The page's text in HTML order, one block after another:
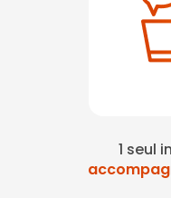
1 seul